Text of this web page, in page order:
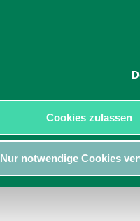
Cookies zulassen
Nur notwendige Cookies